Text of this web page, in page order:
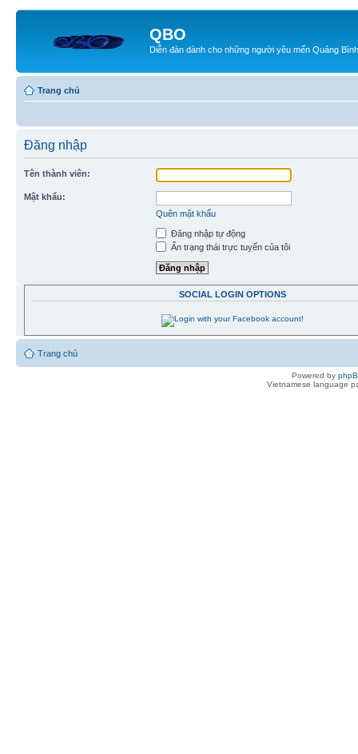
QBO
Diễn đàn dành cho những người yêu mến Quảng Bình
Trang chủ
Đăng nhập
Tên thành viên:
Mật khẩu:
Quên mật khẩu
Đăng nhập tự động
Ẩn trạng thái trực tuyến của tôi
SOCIAL LOGIN OPTIONS
Trang chủ
Powered by
Vietnamese language